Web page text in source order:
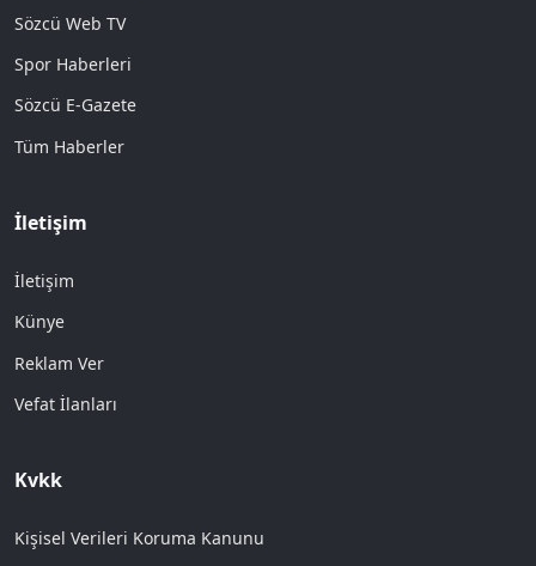
Sözcü Web TV
Spor Haberleri
Sözcü E-Gazete
Tüm Haberler
İletişim
İletişim
Künye
Reklam Ver
Vefat İlanları
Kvkk
Kişisel Verileri Koruma Kanunu